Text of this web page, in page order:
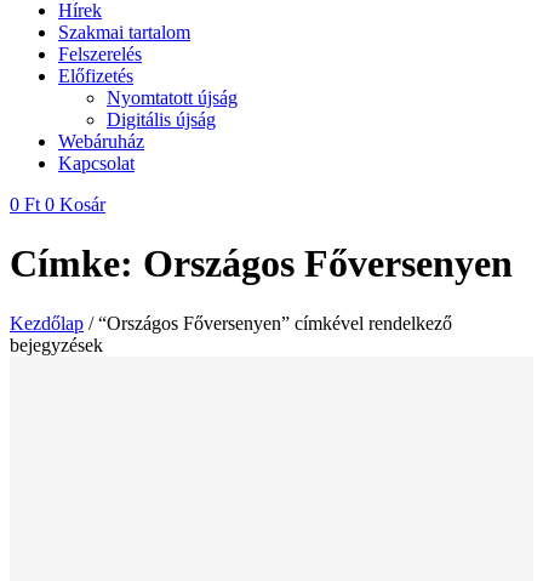
Hírek
Szakmai tartalom
Felszerelés
Előfizetés
Nyomtatott újság
Digitális újság
Webáruház
Kapcsolat
0 Ft 0 Kosár
Címke: Országos Főversenyen
Kezdőlap / “Országos Főversenyen” címkével rendelkező
bejegyzések